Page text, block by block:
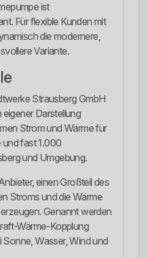
ist
Für flexible Kunden mit
die modernere,
Variante.
Strausberg GmbH
Darstellung
Strom und Wärme für
und fast 1.000
und Umgebung.
einen Großteil des
Stroms und die Wärme
Genannt werden
Wärme-Kopplung
Wasser, Wind und